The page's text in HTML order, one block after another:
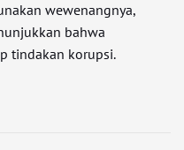
wewenangnya,
bahwa
tindakan korupsi.